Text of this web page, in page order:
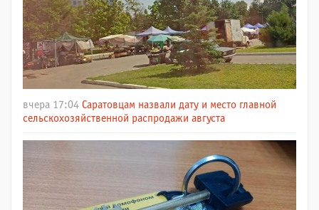
вчера 17:04 Саратовцам назвали дату и место главной
сельскохозяйственной распродажи августа